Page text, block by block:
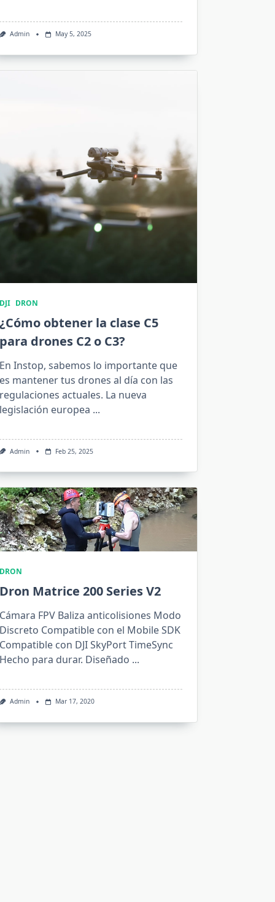
Admin May 5, 2025
DRON
obtener la clase C5
drones C2 o C3?
Instop, sabemos lo importante que
mantener tus drones al día con las
actuales. La nueva
europea ...
Admin Feb 25, 2025
Matrice 200 Series V2
FPV Baliza anticolisiones Modo
Compatible con el Mobile SDK
con DJI SkyPort TimeSync
para durar. Diseñado ...
Admin Mar 17, 2020